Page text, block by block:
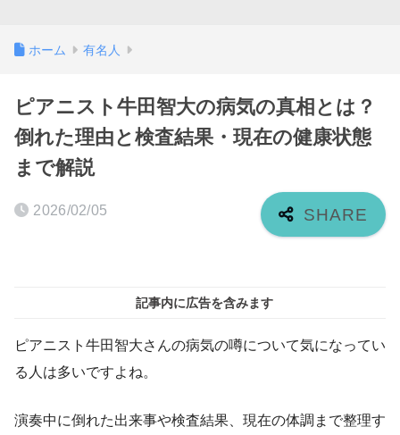
ホーム 有名人
ピアニスト牛田智大の病気の真相とは？
倒れた理由と検査結果・現在の健康状態
まで解説
2026/02/05
記事内に広告を含みます
ピアニスト牛田智大さんの病気の噂について気になってい
る人は多いですよね。
演奏中に倒れた出来事や検査結果、現在の体調まで整理す